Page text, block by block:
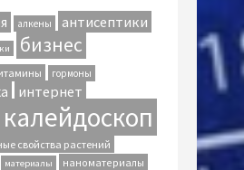
алкены антисептики
бизнес
гормоны
интернет
калейдоскоп
свойства растений
материалы наноматериалы